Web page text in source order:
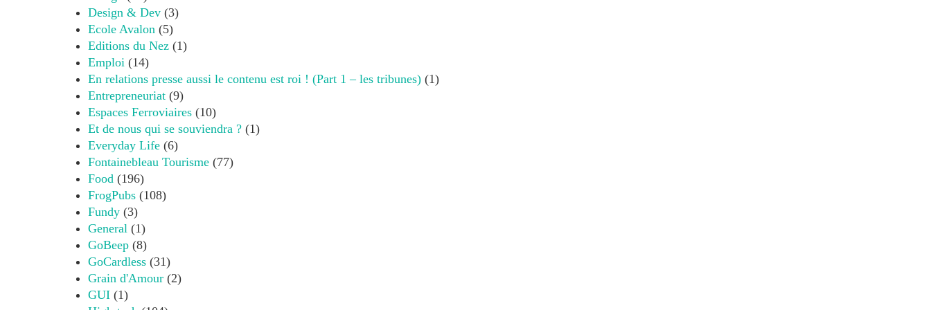
Design & Dev (3)
Ecole Avalon (5)
Editions du Nez (1)
Emploi (14)
En relations presse aussi le contenu est roi ! (Part 1 – les tribunes) (1)
Entrepreneuriat (9)
Espaces Ferroviaires (10)
Et de nous qui se souviendra ? (1)
Everyday Life (6)
Fontainebleau Tourisme (77)
Food (196)
FrogPubs (108)
Fundy (3)
General (1)
GoBeep (8)
GoCardless (31)
Grain d'Amour (2)
GUI (1)